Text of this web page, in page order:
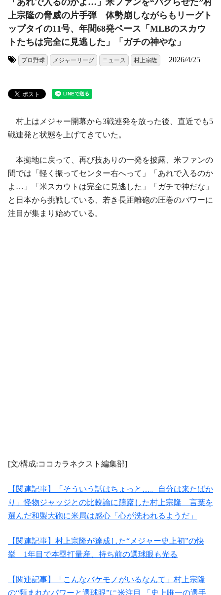
「あれで入るのかよ…」米ファンを“バグらせた”村
上宗隆の脅威の片手弾 体勢崩しながらもリーグト
ップタイの11号、年間68発ペース「MLBのスカウ
トたちは完全に見逃した」「ガチの神やな」
プロ野球 メジャーリーグ ニュース 村上宗隆 2026/4/25
村上はメジャー開幕から3戦連発を放った後、直近でも5
戦連発と状態を上げてきていた。
本拠地に戻って、再び技ありの一発を披露、米ファンの
間では「軽く振ってセンター右へって」「あれで入るのか
よ…」「米スカウトは完全に見逃した」「ガチで神だな」
と日本から挑戦している、若き長距離砲の圧巻のパワーに
注目が集まり始めている。
[文/構成:ココカラネクスト編集部]
【関連記事】「そういう話はちょっと…。自分は来たばか
り」怪物ジャッジとの比較論に躊躇した村上宗隆 言葉を
選んだ和製大砲に米局は感心「心が洗われるようだ」
【関連記事】村上宗隆が達成した“メジャー史上初”の快
挙 1年目で本塁打量産、持ち前の選球眼も光る
【関連記事】「こんなバケモノがいるなんて」村上宗隆
の“類まれなパワーと選球眼”に米注目 「史上唯一の選手